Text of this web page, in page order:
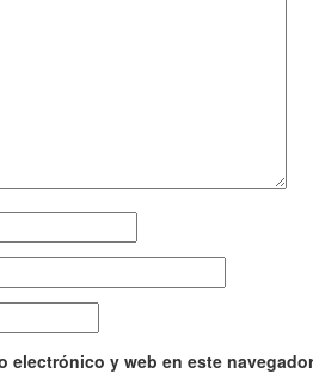
electrónico y web en este